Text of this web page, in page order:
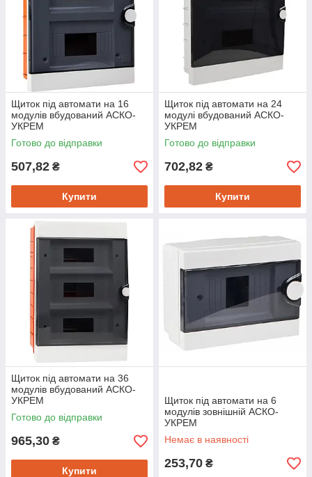
Щиток під автомати на 16
модулів вбудований АСКО-
УКРЕМ
Готово до відправки
507,82 ₴
Купити
Щиток під автомати на 24
модулі вбудований АСКО-
УКРЕМ
Готово до відправки
702,82 ₴
Купити
Щиток під автомати на 36
модулів вбудований АСКО-
УКРЕМ
Готово до відправки
965,30 ₴
Купити
Щиток під автомати на 6
модулів зовнішній АСКО-
УКРЕМ
Немає в наявності
253,70 ₴